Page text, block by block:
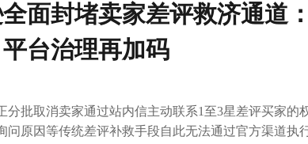
面封堵卖家差评救济通道
台治理再加码
分批取消卖家通过站内信主动联系1至3星差评买家的
问原因等传统差评补救手段自此无法通过官方渠道执